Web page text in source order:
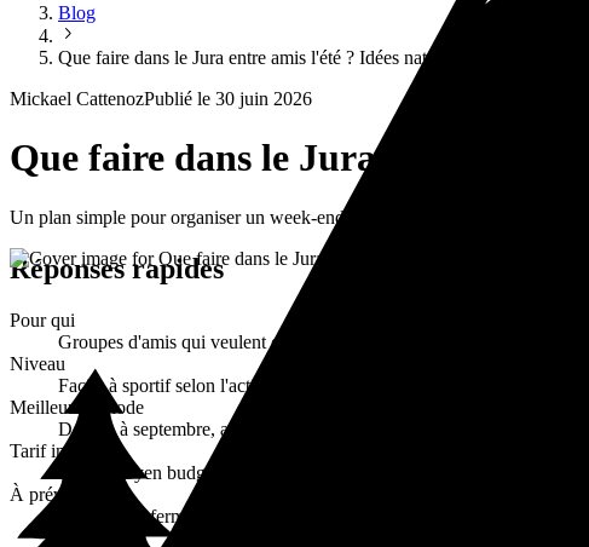
Blog
Que faire dans le Jura entre amis l'été ? Idées nature pour un week-
Mickael CattenozPublié le 30 juin 2026
Que faire dans le Jura entre amis
Un plan simple pour organiser un week-end entre amis dans le Jura en
Réponses rapides
Pour qui
Groupes d'amis qui veulent organiser un week-end ou une journée
Niveau
Facile à sportif selon l'activité choisie et l'envie réelle du groupe.
Meilleure période
De juin à septembre, avec un vrai avantage pour les départs du matin
Tarif indicatif
Petit à moyen budget selon l'hébergement, la restauration et l'ajout
À prévoir
Chaussures fermées, eau, lunettes, maillot, serviette, petite couche